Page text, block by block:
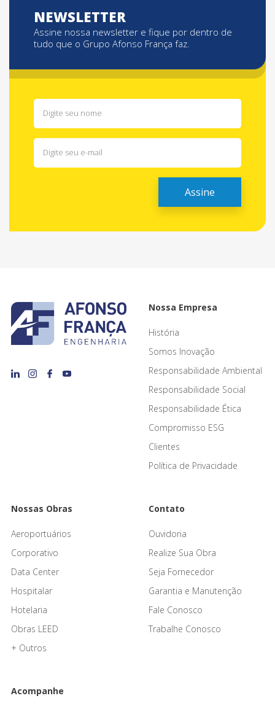
NEWSLETTER
Assine nossa newsletter e fique por dentro de
tudo que o Grupo Afonso França faz.
Nossa Empresa
História
Somos Inovação
Responsabilidade Ambiental
Responsabilidade Social
Responsabilidade Ética
Compromisso ESG
Clientes
Política de Privacidade
Nossas Obras
Aeroportuários
Corporativo
Data Center
Hospitalar
Hotelaria
Obras LEED
+ Outros
Contato
Ouvidoria
Realize Sua Obra
Seja Fornecedor
Garantia e Manutenção
Fale Conosco
Trabalhe Conosco
Acompanhe